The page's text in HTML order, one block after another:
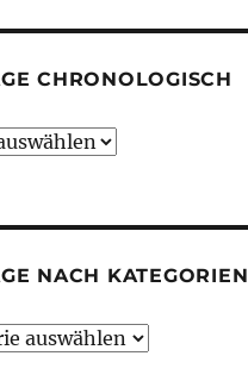
CHRONOLOGISCH
NACH KATEGORIEN